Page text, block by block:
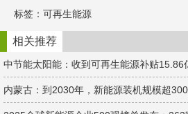
t
e
b
o
d
n
标签： 可再生能源
相关推荐
中节能太阳能：收到可再生能源补贴15.86
内蒙古：到2030年，新能源装机规模超